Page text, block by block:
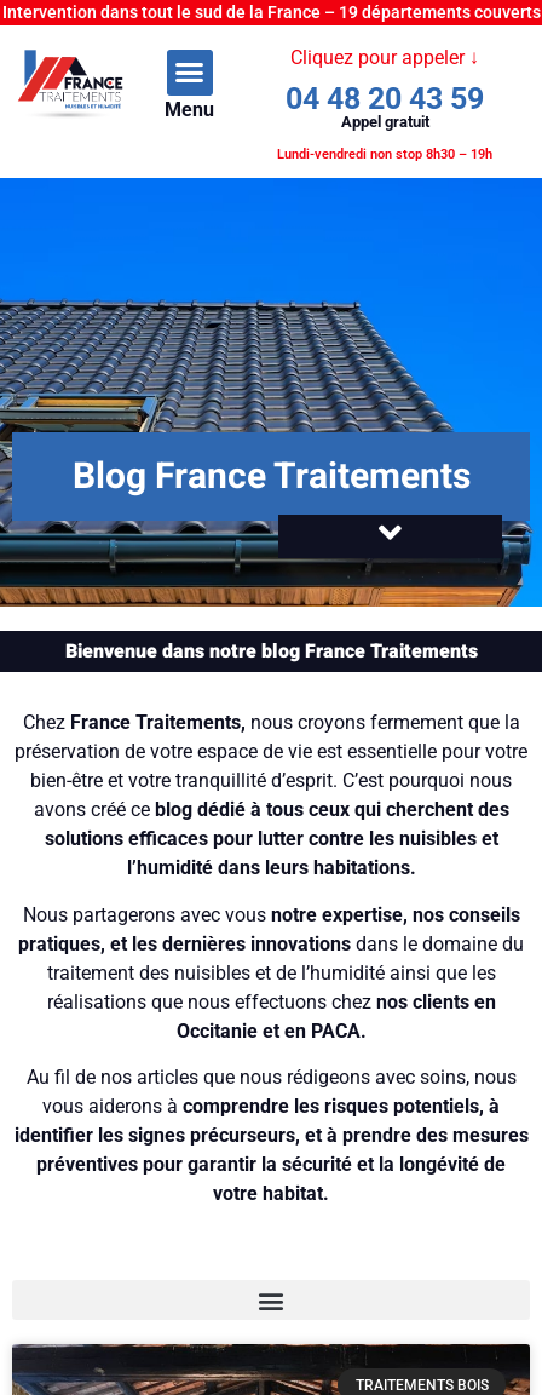
Intervention dans tout le sud de la France – 19 départements couverts
Menu
Cliquez pour appeler ↓
04 48 20 43 59
Appel gratuit
Lundi-vendredi non stop 8h30 – 19h
Blog France Traitements
Bienvenue dans notre blog France Traitements
Chez France Traitements, nous croyons fermement que la
préservation de votre espace de vie est essentielle pour votre
bien-être et votre tranquillité d’esprit. C’est pourquoi nous
avons créé ce blog dédié à tous ceux qui cherchent des
solutions efficaces pour lutter contre les nuisibles et
l’humidité dans leurs habitations.
Nous partagerons avec vous notre expertise, nos conseils
pratiques, et les dernières innovations dans le domaine du
traitement des nuisibles et de l’humidité ainsi que les
réalisations que nous effectuons chez nos clients en
Occitanie et en PACA.
Au fil de nos articles que nous rédigeons avec soins, nous
vous aiderons à comprendre les risques potentiels, à
identifier les signes précurseurs, et à prendre des mesures
préventives pour garantir la sécurité et la longévité de
votre habitat.
TRAITEMENTS BOIS